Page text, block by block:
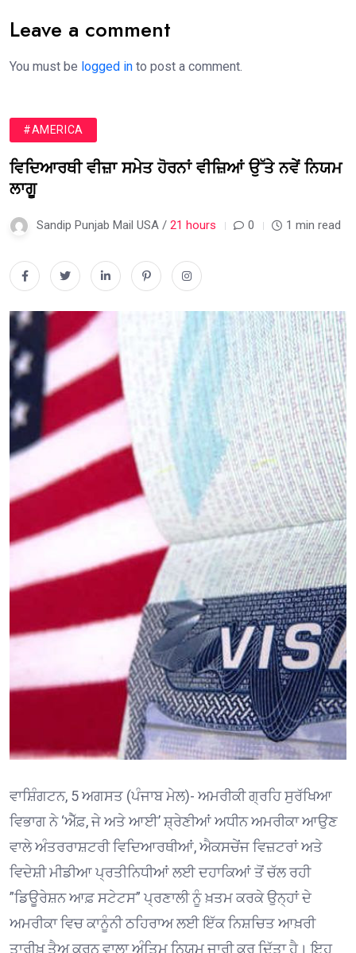
Leave a comment
You must be logged in to post a comment.
#AMERICA
ਵਿਦਿਆਰਥੀ ਵੀਜ਼ਾ ਸਮੇਤ ਹੋਰਨਾਂ ਵੀਜ਼ਿਆਂ ਉੱਤੇ ਨਵੇਂ ਨਿਯਮ
ਲਾਗੂ
Sandip Punjab Mail USA / 21 hours 0 1 min read
ਵਾਸ਼ਿੰਗਟਨ, 5 ਅਗਸਤ (ਪੰਜਾਬ ਮੇਲ)- ਅਮਰੀਕੀ ਗ੍ਰਹਿ ਸੁਰੱਖਿਆ
ਵਿਭਾਗ ਨੇ ‘ਐੱਫ਼, ਜੇ ਅਤੇ ਆਈ’ ਸ਼੍ਰੇਣੀਆਂ ਅਧੀਨ ਅਮਰੀਕਾ ਆਉਣ
ਵਾਲੇ ਅੰਤਰਰਾਸ਼ਟਰੀ ਵਿਦਿਆਰਥੀਆਂ, ਐਕਸਚੇਂਜ ਵਿਜ਼ਟਰਾਂ ਅਤੇ
ਵਿਦੇਸ਼ੀ ਮੀਡੀਆ ਪ੍ਰਤੀਨਿਧੀਆਂ ਲਈ ਦਹਾਕਿਆਂ ਤੋਂ ਚੱਲ ਰਹੀ
”ਡਿਊਰੇਸ਼ਨ ਆਫ਼ ਸਟੇਟਸ” ਪ੍ਰਣਾਲੀ ਨੂੰ ਖ਼ਤਮ ਕਰਕੇ ਉਨ੍ਹਾਂ ਦੇ
ਅਮਰੀਕਾ ਵਿਚ ਕਾਨੂੰਨੀ ਠਹਿਰਾਅ ਲਈ ਇੱਕ ਨਿਸ਼ਚਿਤ ਆਖ਼ਰੀ
ਤਾਰੀਖ਼ ਤੈਅ ਕਰਨ ਵਾਲਾ ਅੰਤਿਮ ਨਿਯਮ ਜਾਰੀ ਕਰ ਦਿੱਤਾ ਹੈ। ਇਹ